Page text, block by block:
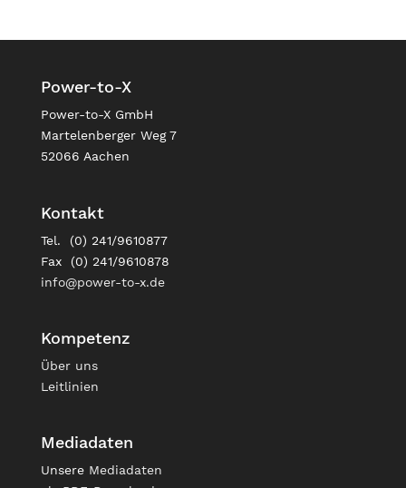
Power-to-X
Power-to-X GmbH
Martelenberger Weg 7
52066 Aachen
Kontakt
Tel. (0) 241/9610877
Fax (0) 241/9610878
info@power-to-x.de
Kompetenz
Über uns
Leitlinien
Mediadaten
Unsere Mediadaten